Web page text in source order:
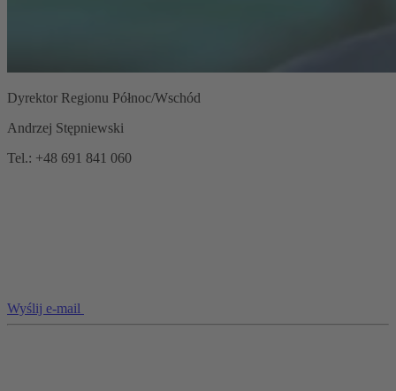
Dyrektor Regionu Północ/Wschód
Andrzej Stępniewski
Tel.: +48 691 841 060
Wyślij e-mail